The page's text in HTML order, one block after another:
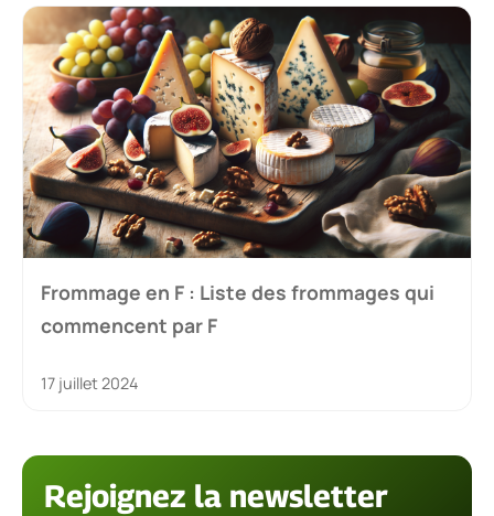
Frommage en F : Liste des frommages qui
commencent par F
17 juillet 2024
Rejoignez la newsletter